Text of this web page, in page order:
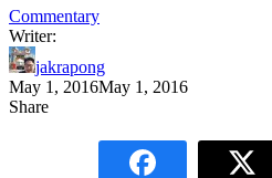
Commentary
Writer:
jakrapong
May 1, 2016May 1, 2016
Share